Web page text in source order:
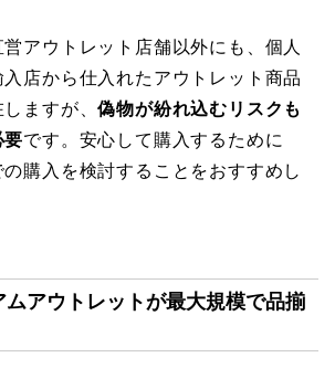
アウトレット店舗以外にも、個人
店から仕入れたアウトレット商品
しますが、偽物が紛れ込むリスクも
要です。安心して購入するために
購入を検討することをおすすめし
アウトレットが最大規模で品揃